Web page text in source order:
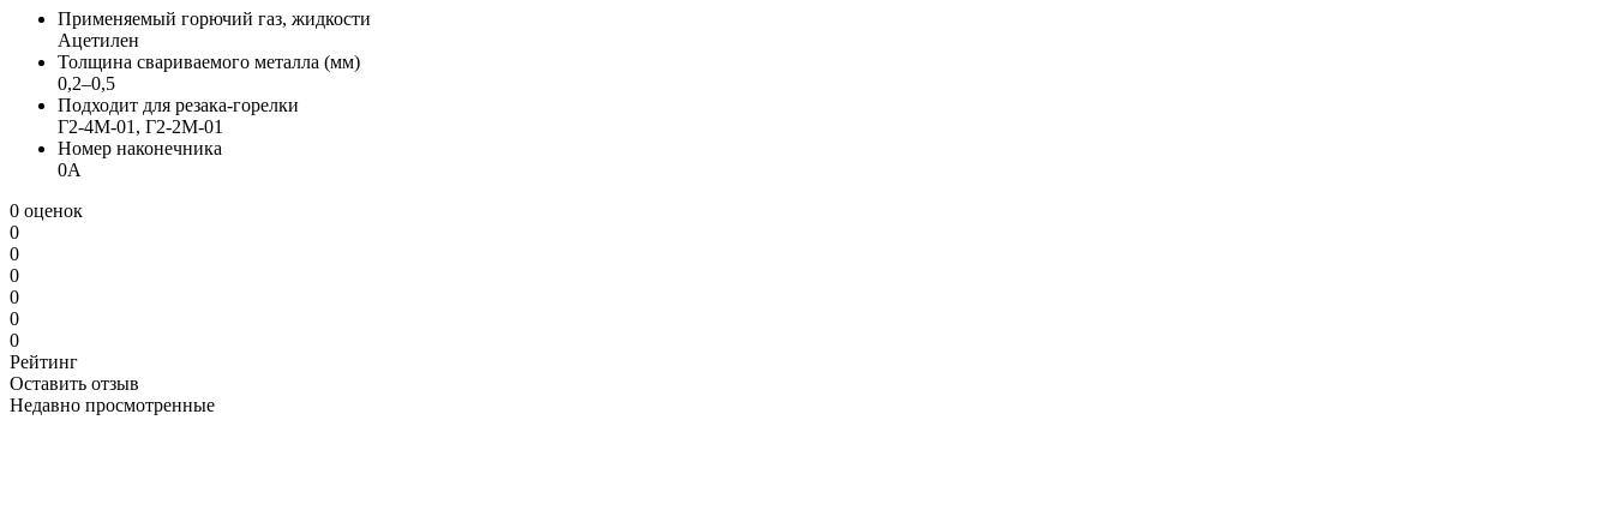
Применяемый горючий газ, жидкости
Ацетилен
Толщина свариваемого металла (мм)
0,2–0,5
Подходит для резака-горелки
Г2-4М-01, Г2-2М-01
Номер наконечника
0А
0 оценок
0
0
0
0
0
0
Рейтинг
Оставить отзыв
Недавно просмотренные